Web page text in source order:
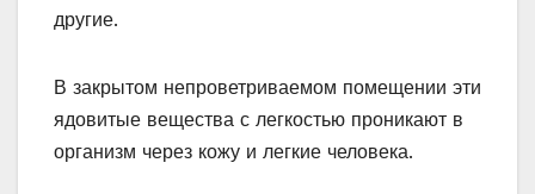
другие.
В закрытом непроветриваемом помещении эти
ядовитые вещества с легкостью проникают в
организм через кожу и легкие человека.